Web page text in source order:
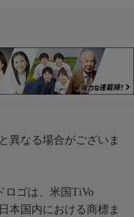
異なる場合がございま
ロゴは、米国TiVo
本国内における商標ま